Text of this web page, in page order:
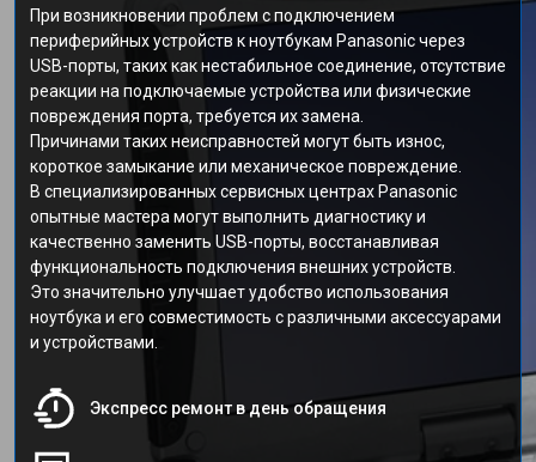
При возникновении проблем с подключением
периферийных устройств к ноутбукам Panasonic через
USB-порты, таких как нестабильное соединение, отсутствие
реакции на подключаемые устройства или физические
повреждения порта, требуется их замена.
Причинами таких неисправностей могут быть износ,
короткое замыкание или механическое повреждение.
В специализированных сервисных центрах Panasonic
опытные мастера могут выполнить диагностику и
качественно заменить USB-порты, восстанавливая
функциональность подключения внешних устройств.
Это значительно улучшает удобство использования
ноутбука и его совместимость с различными аксессуарами
и устройствами.
Экспресс ремонт в день обращения